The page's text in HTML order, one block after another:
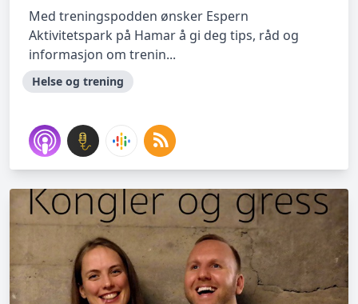
Med treningspodden ønsker Espern
Aktivitetspark på Hamar å gi deg tips, råd og
informasjon om trenin...
Helse og trening